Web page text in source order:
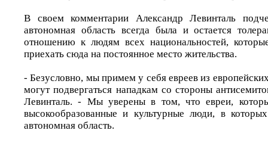
В своем комментарии Александр Левинталь
автономная область всегда была и остается
отношению к людям всех национальностей,
приехать сюда на постоянное место жительства.
- Безусловно, мы примем у себя евреев из
могут подвергаться нападкам со стороны
Левинталь. - Мы уверены в том, что евреи,
высокообразованные и культурные люди, в
автономная область.